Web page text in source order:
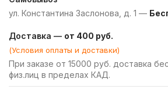
ул. Константина Заслонова, д. 1 —
Доставка — от 400 руб.
(Условия оплаты и доставки)
При заказе от 15000 руб. доставка
физ.лиц в пределах КАД.